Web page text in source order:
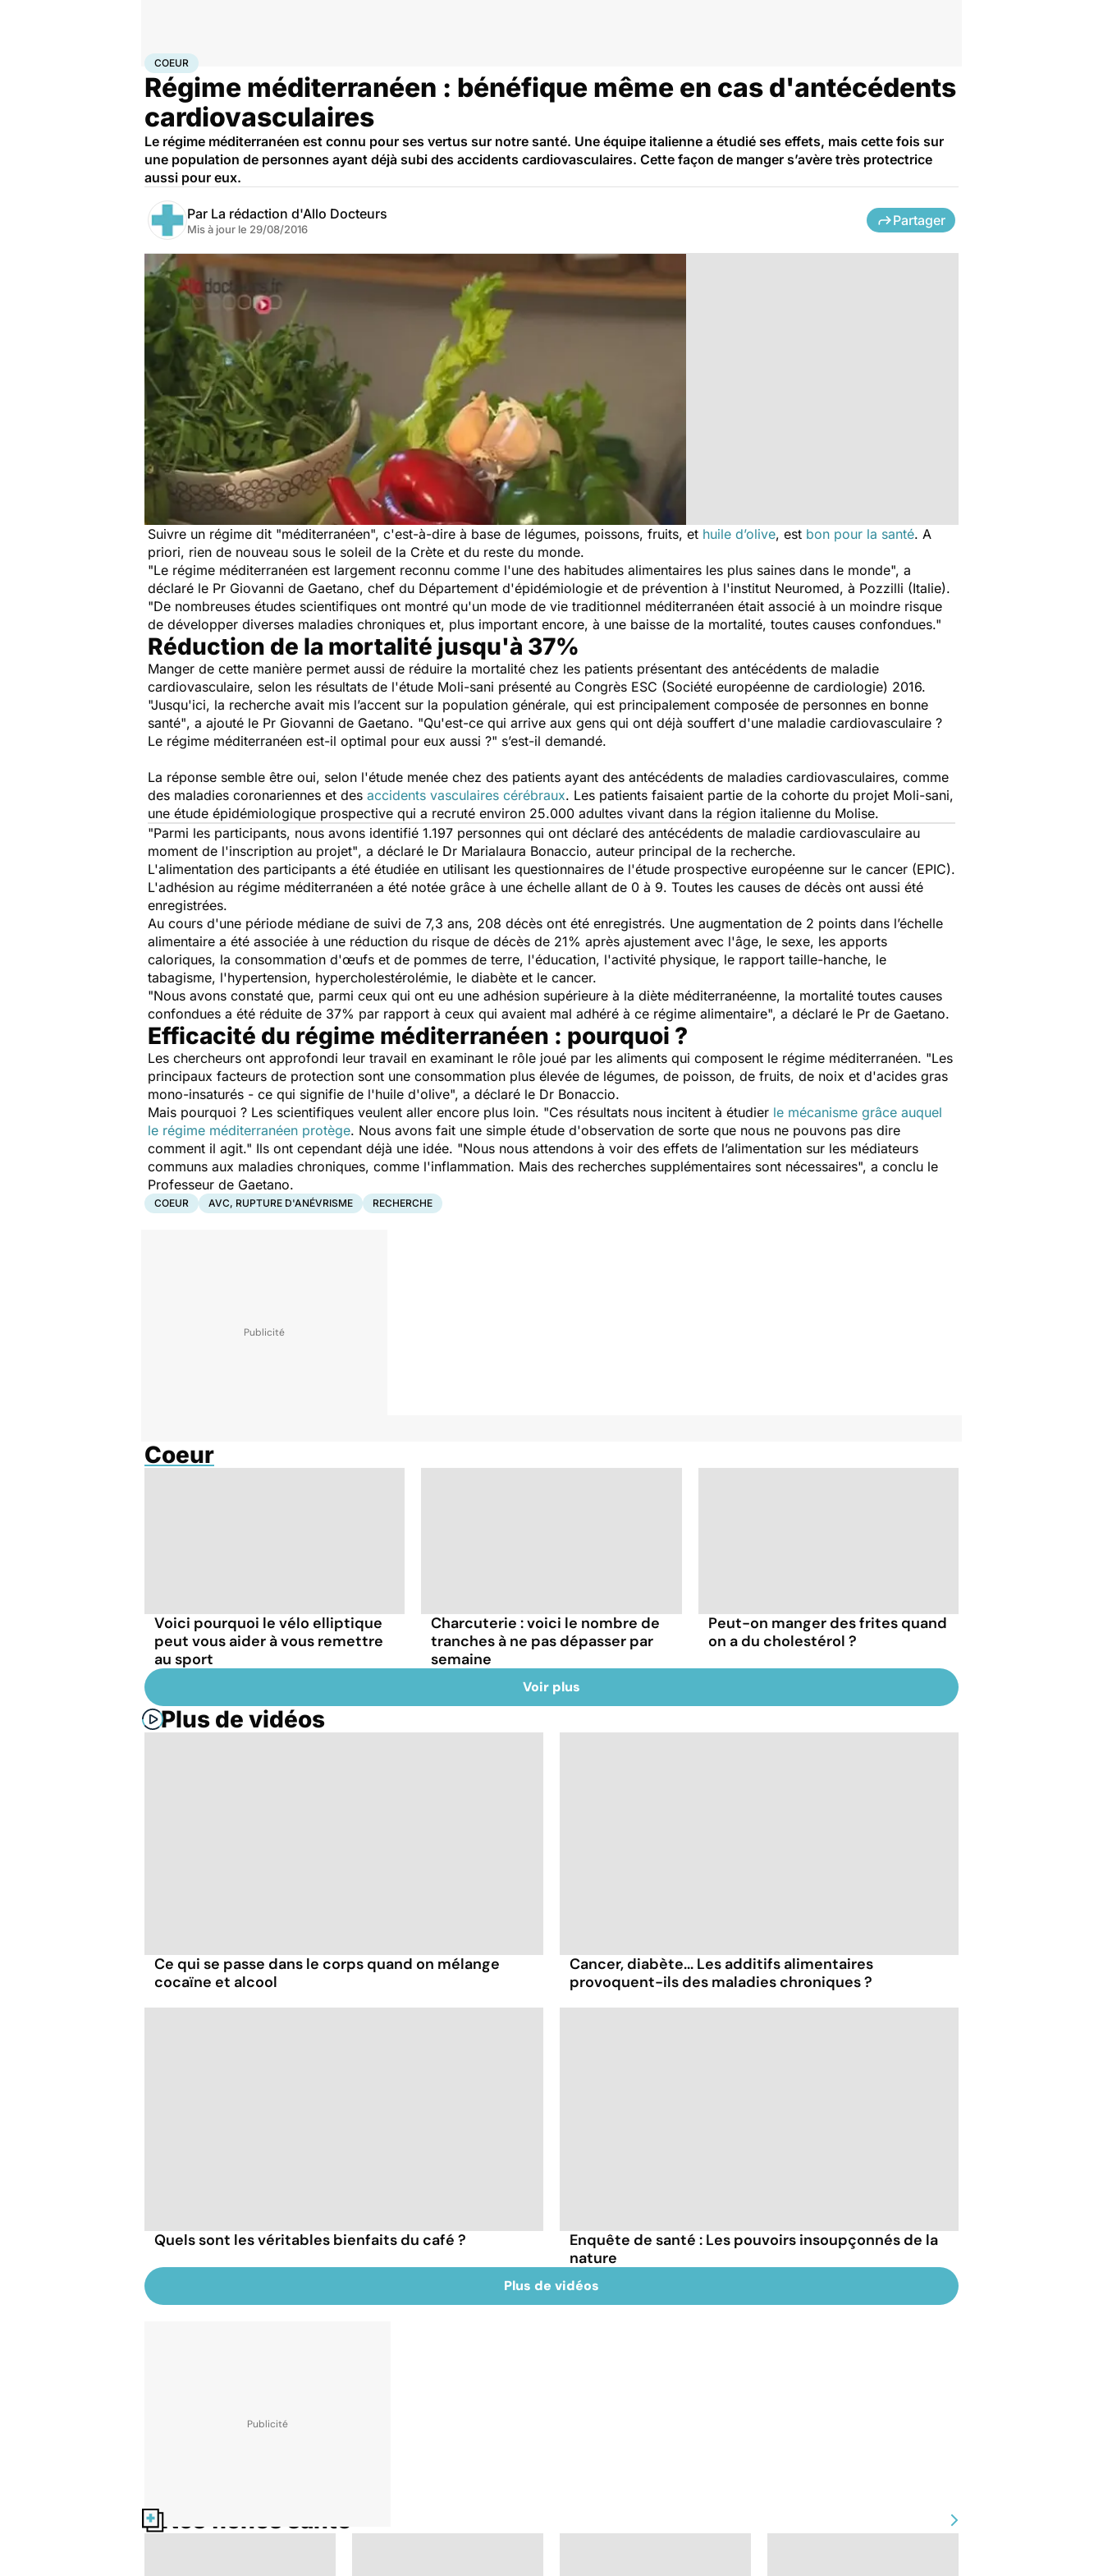
AccueilSanté
COEUR
Régime méditerranéen : bénéfique même en cas d'antécédents
cardiovasculaires
Le régime méditerranéen est connu pour ses vertus sur notre santé. Une équipe italienne a étudié ses effets, mais cette fois sur
une population de personnes ayant déjà subi des accidents cardiovasculaires. Cette façon de manger s’avère très protectrice
aussi pour eux.
Par La rédaction d'Allo Docteurs
Mis à jour le 29/08/2016
Partager
Suivre un régime dit "méditerranéen", c'est-à-dire à base de légumes, poissons, fruits, et huile d’olive, est bon pour la santé. A
priori, rien de nouveau sous le soleil de la Crète et du reste du monde.
"Le régime méditerranéen est largement reconnu comme l'une des habitudes alimentaires les plus saines dans le monde", a
déclaré le Pr Giovanni de Gaetano, chef du Département d'épidémiologie et de prévention à l'institut Neuromed, à Pozzilli (Italie).
"De nombreuses études scientifiques ont montré qu'un mode de vie traditionnel méditerranéen était associé à un moindre risque
de développer diverses maladies chroniques et, plus important encore, à une baisse de la mortalité, toutes causes confondues."
Réduction de la mortalité jusqu'à 37%
Manger de cette manière permet aussi de réduire la mortalité chez les patients présentant des antécédents de maladie
cardiovasculaire, selon les résultats de l'étude Moli-sani présenté au Congrès ESC (Société européenne de cardiologie) 2016.
"Jusqu'ici, la recherche avait mis l’accent sur la population générale, qui est principalement composée de personnes en bonne
santé", a ajouté le Pr Giovanni de Gaetano. "Qu'est-ce qui arrive aux gens qui ont déjà souffert d'une maladie cardiovasculaire ?
Le régime méditerranéen est-il optimal pour eux aussi ?" s’est-il demandé.
La réponse semble être oui, selon l'étude menée chez des patients ayant des antécédents de maladies cardiovasculaires, comme
des maladies coronariennes et des accidents vasculaires cérébraux. Les patients faisaient partie de la cohorte du projet Moli-sani,
une étude épidémiologique prospective qui a recruté environ 25.000 adultes vivant dans la région italienne du Molise.
"Parmi les participants, nous avons identifié 1.197 personnes qui ont déclaré des antécédents de maladie cardiovasculaire au
moment de l'inscription au projet", a déclaré le Dr Marialaura Bonaccio, auteur principal de la recherche.
L'alimentation des participants a été étudiée en utilisant les questionnaires de l'étude prospective européenne sur le cancer (EPIC).
L'adhésion au régime méditerranéen a été notée grâce à une échelle allant de 0 à 9. Toutes les causes de décès ont aussi été
enregistrées.
Au cours d'une période médiane de suivi de 7,3 ans, 208 décès ont été enregistrés. Une augmentation de 2 points dans l’échelle
alimentaire a été associée à une réduction du risque de décès de 21% après ajustement avec l'âge, le sexe, les apports
caloriques, la consommation d'œufs et de pommes de terre, l'éducation, l'activité physique, le rapport taille-hanche, le
tabagisme, l'hypertension, hypercholestérolémie, le diabète et le cancer.
"Nous avons constaté que, parmi ceux qui ont eu une adhésion supérieure à la diète méditerranéenne, la mortalité toutes causes
confondues a été réduite de 37% par rapport à ceux qui avaient mal adhéré à ce régime alimentaire", a déclaré le Pr de Gaetano.
Efficacité du régime méditerranéen : pourquoi ?
Les chercheurs ont approfondi leur travail en examinant le rôle joué par les aliments qui composent le régime méditerranéen. "Les
principaux facteurs de protection sont une consommation plus élevée de légumes, de poisson, de fruits, de noix et d'acides gras
mono-insaturés - ce qui signifie de l'huile d'olive", a déclaré le Dr Bonaccio.
Mais pourquoi ? Les scientifiques veulent aller encore plus loin. "Ces résultats nous incitent à étudier le mécanisme grâce auquel
le régime méditerranéen protège. Nous avons fait une simple étude d'observation de sorte que nous ne pouvons pas dire
comment il agit." Ils ont cependant déjà une idée. "Nous nous attendons à voir des effets de l’alimentation sur les médiateurs
communs aux maladies chroniques, comme l'inflammation. Mais des recherches supplémentaires sont nécessaires", a conclu le
Professeur de Gaetano.
COEUR AVC, RUPTURE D'ANÉVRISME RECHERCHE
Coeur
Voici pourquoi le vélo elliptique
peut vous aider à vous remettre
au sport
Charcuterie : voici le nombre de
tranches à ne pas dépasser par
semaine
Peut-on manger des frites quand
on a du cholestérol ?
Voir plus
Plus de vidéos
Ce qui se passe dans le corps quand on mélange
cocaïne et alcool
Cancer, diabète... Les additifs alimentaires
provoquent-ils des maladies chroniques ?
Quels sont les véritables bienfaits du café ?
Enquête de santé : Les pouvoirs insoupçonnés de la
nature
Plus de vidéos
Nos fiches santé